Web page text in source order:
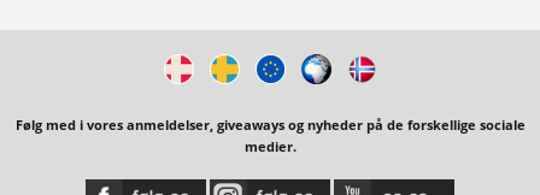
Følg med i vores anmeldelser, giveaways og nyheder på de forskellige sociale
medier.